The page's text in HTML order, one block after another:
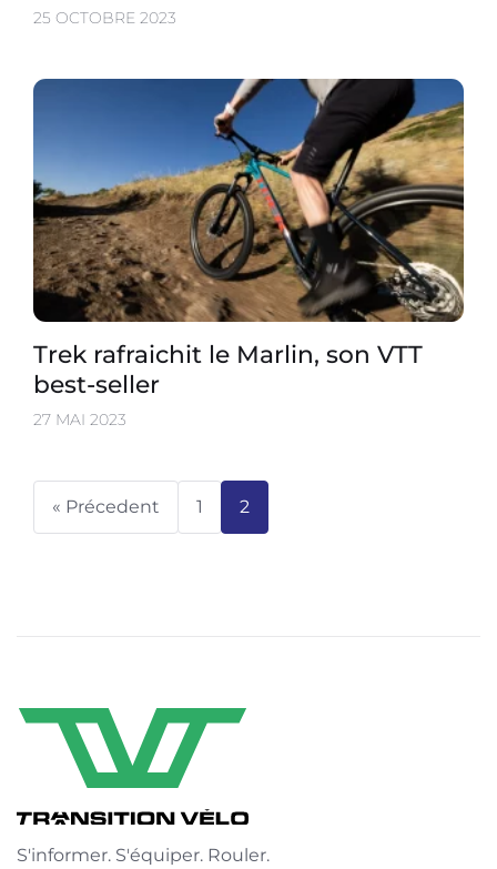
25 OCTOBRE 2023
Trek rafraichit le Marlin, son VTT
best-seller
27 MAI 2023
« Précedent 1 2
S'informer. S'équiper. Rouler.